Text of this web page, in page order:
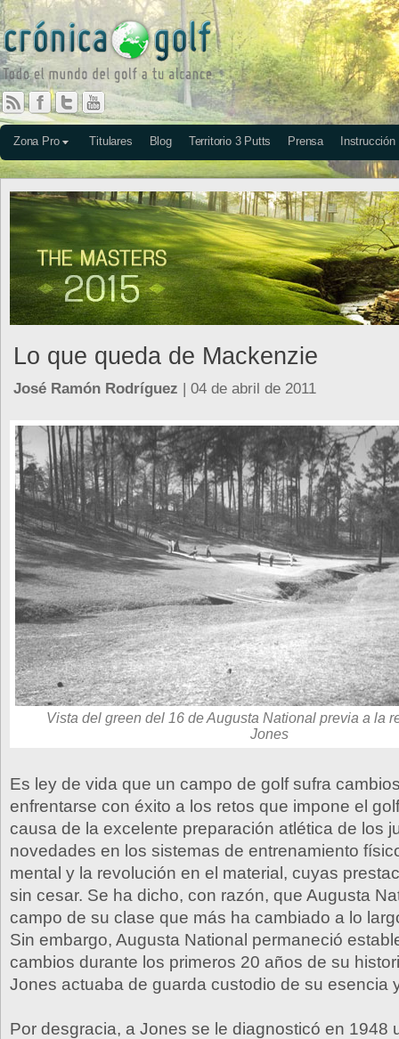
Zona Pro Titulares Blog Territorio 3 Putts Prensa Instrucción
Lo que queda de Mackenzie
José Ramón Rodríguez | 04 de abril de 2011
Vista del green del 16 de Augusta National previa a la
Jones
Es ley de vida que un campo de golf sufra
enfrentarse con éxito a los retos que impone el
causa de la excelente preparación atlética de los
novedades en los sistemas de entrenamiento
mental y la revolución en el material, cuyas
sin cesar. Se ha dicho, con razón, que Augusta
campo de su clase que más ha cambiado a lo
Sin embargo, Augusta National permaneció
cambios durante los primeros 20 años de su
Jones actuaba de guarda custodio de su esencia
Por desgracia, a Jones se le diagnosticó en 1948